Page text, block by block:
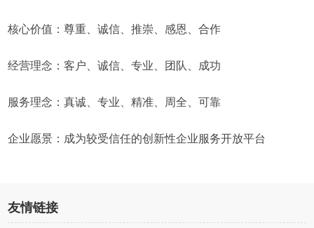
核心价值：尊重、诚信、推崇、感恩、合作
经营理念：客户、诚信、专业、团队、成功
服务理念：真诚、专业、精准、周全、可靠
企业愿景：成为较受信任的创新性企业服务开放平台
友情链接